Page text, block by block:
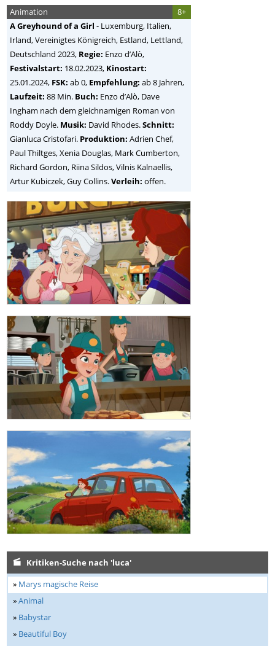
8+
Animation
A Greyhound of a Girl - Luxemburg, Italien,
Irland, Vereinigtes Königreich, Estland, Lettland,
Deutschland 2023, Regie: Enzo d’Alò,
Festivalstart: 18.02.2023, Kinostart:
25.01.2024, FSK: ab 0, Empfehlung: ab 8 Jahren,
Laufzeit: 88 Min. Buch: Enzo d’Alò, Dave
Ingham nach dem gleichnamigen Roman von
Roddy Doyle. Musik: David Rhodes.Schnitt:
Gianluca Cristofari. Produktion: Adrien Chef,
Paul Thiltges, Xenia Douglas, Mark Cumberton,
Richard Gordon, Riina Sildos, Vilnis Kalnaellis,
Artur Kubiczek, Guy Collins.Verleih: offen.
Kritiken-Suche nach 'luca'
» Marys magische Reise
»Animal
» Babystar
» Beautiful Boy